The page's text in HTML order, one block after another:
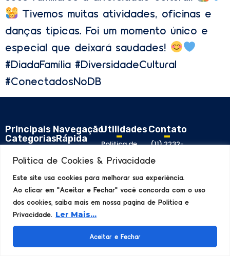
Política de Cookies & Privacidade
Este site usa cookies para melhorar sua experiência.
Ao clicar em "Aceitar e Fechar" você concorda com o uso
dos cookies, saiba mais em nossa pagina de Politica e
Privacidade. Ler Mais...
Aceitar e Fechar
Tivemos muitas atividades, oficinas e
danças típicas. Foi um momento único e
especial que deixará saudades!
#DiadaFamília #DiversidadeCultural
#ConectadosNoDB
Principais
Categorias
Notícias
Artigos
Navegação
Rápida
Todos os
Ir para o
Site
Principal
Utilidades
Politica de
Politica de
Privacidade
Contato
(11) 2232-
Direto por
WhatsApp!